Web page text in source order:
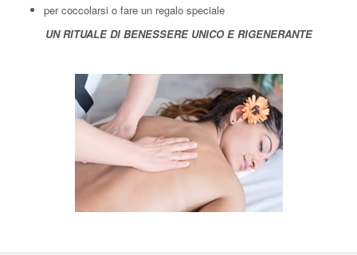
per coccolarsi o fare un regalo speciale
UN RITUALE DI BENESSERE UNICO E RIGENERANTE